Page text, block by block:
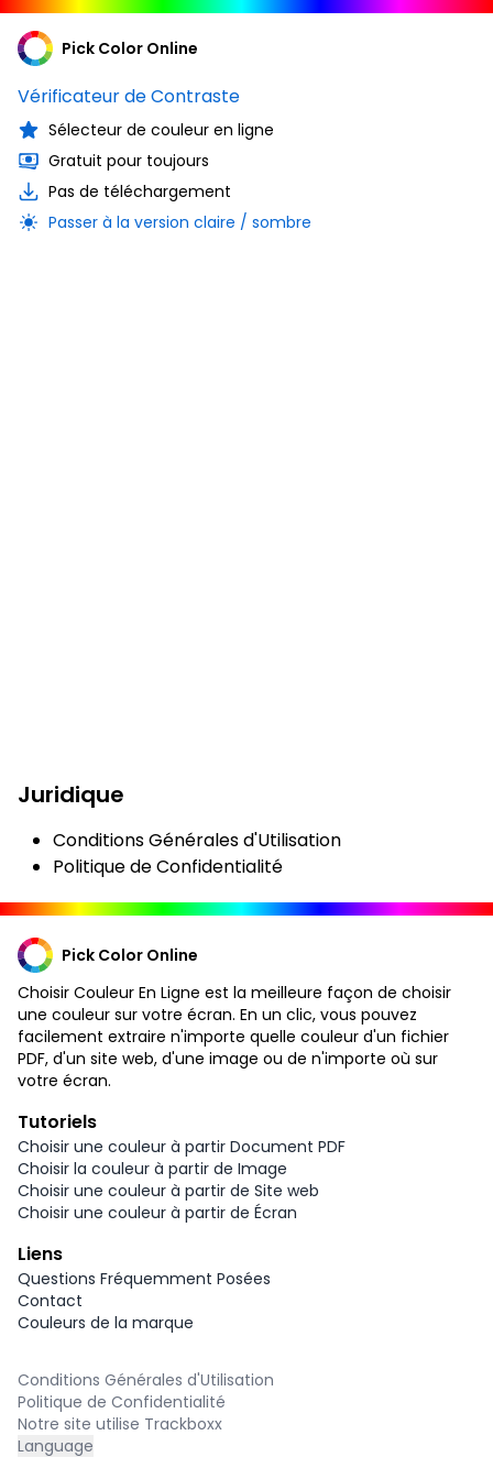
Pick Color Online
Vérificateur de Contraste
Sélecteur de couleur en ligne
Gratuit pour toujours
Pas de téléchargement
Passer à la version claire / sombre
Juridique
Conditions Générales d'Utilisation
Politique de Confidentialité
Pick Color Online
Choisir Couleur En Ligne est la meilleure façon de choisir
une couleur sur votre écran. En un clic, vous pouvez
facilement extraire n'importe quelle couleur d'un fichier
PDF, d'un site web, d'une image ou de n'importe où sur
votre écran.
Tutoriels
Choisir une couleur à partir Document PDF
Choisir la couleur à partir de Image
Choisir une couleur à partir de Site web
Choisir une couleur à partir de Écran
Liens
Questions Fréquemment Posées
Contact
Couleurs de la marque
Conditions Générales d'Utilisation
Politique de Confidentialité
Notre site utilise Trackboxx
Language